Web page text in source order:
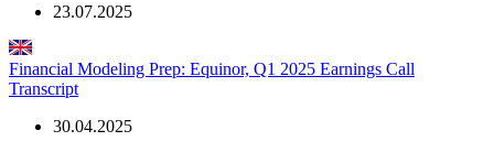
23.07.2025
Financial Modeling Prep: Equinor, Q1 2025 Earnings Call
Transcript
30.04.2025